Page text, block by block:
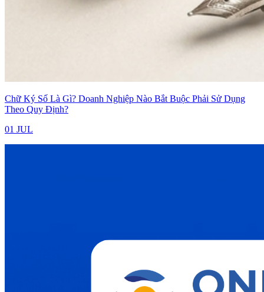
Chữ Ký Số Là Gì? Doanh Nghiệp Nào Bắt Buộc Phải Sử Dụng
Theo Quy Định?
01 JUL